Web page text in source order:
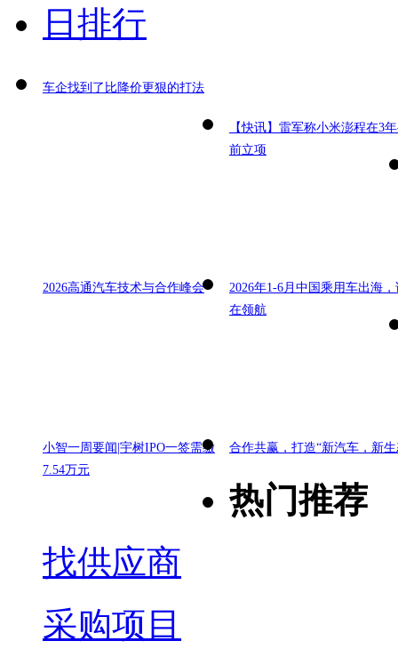
日排行
车企找到了比降价更狠的打法
【快讯】雷军称小米澎程在3
前立项
2026高通汽车技术与合作峰会
2026年1-6月中国乘用车出海，
在领航
小智一周要闻|宇树IPO一签需缴
7.54万元
合作共赢，打造“新汽车，新生
热门推荐
找供应商
采购项目